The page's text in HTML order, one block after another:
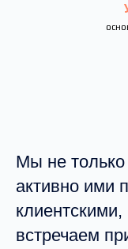
Мы не
активно ими
встречаем